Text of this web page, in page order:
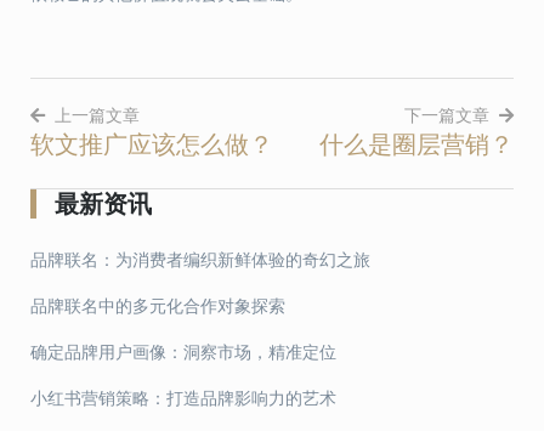
文
章
导
航
上一篇文章
软文推广应该怎么做？
下一篇文章
什么是圈层营销？
最新资讯
品牌联名：为消费者编织新鲜体验的奇幻之旅
品牌联名中的多元化合作对象探索
确定品牌用户画像：洞察市场，精准定位
小红书营销策略：打造品牌影响力的艺术